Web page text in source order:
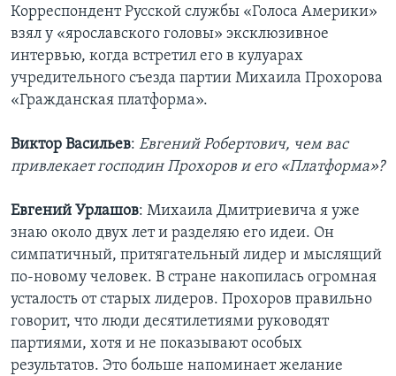
Корреспондент Русской службы «Голоса Америки»
взял у «ярославского головы» эксклюзивное
интервью, когда встретил его в кулуарах
учредительного съезда партии Михаила Прохорова
«Гражданская платформа».
Виктор Васильев: Евгений Робертович, чем вас
привлекает господин Прохоров и его «Платформа»?
Евгений Урлашов: Михаила Дмитриевича я уже
знаю около двух лет и разделяю его идеи. Он
симпатичный, притягательный лидер и мыслящий
по-новому человек. В стране накопилась огромная
усталость от старых лидеров. Прохоров правильно
говорит, что люди десятилетиями руководят
партиями, хотя и не показывают особых
результатов. Это больше напоминает желание